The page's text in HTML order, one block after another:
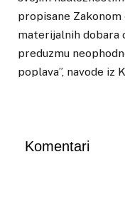
propisane
materijalnih dobara
preduzmu
poplava”, navode iz
Komentari